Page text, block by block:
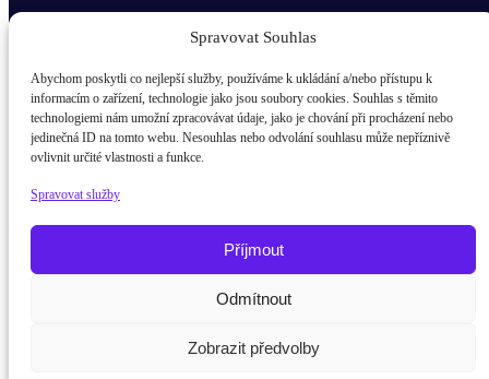
Spravovat Souhlas
Abychom poskytli co nejlepší služby, používáme k ukládání a/nebo přístupu k
informacím o zařízení, technologie jako jsou soubory cookies. Souhlas s těmito
technologiemi nám umožní zpracovávat údaje, jako je chování při procházení nebo
jedinečná ID na tomto webu. Nesouhlas nebo odvolání souhlasu může nepříznivě
ovlivnit určité vlastnosti a funkce.
Spravovat služby
Příjmout
Odmítnout
Zobrazit předvolby
Odběr novinek popup
E-mail
žák / student
Rodič
Potřebujete poradit?